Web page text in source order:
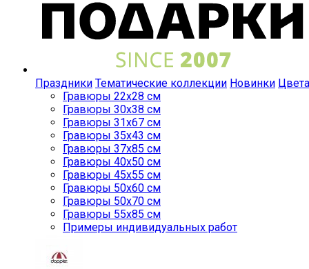
Праздники Тематические коллекции Новинки Цвета
Гравюры 22x28 см
Гравюры 30x38 см
Гравюры 31x67 см
Гравюры 35x43 см
Гравюры 37x85 см
Гравюры 40x50 см
Гравюры 45x55 см
Гравюры 50x60 см
Гравюры 50x70 см
Гравюры 55x85 см
Примеры индивидуальных работ